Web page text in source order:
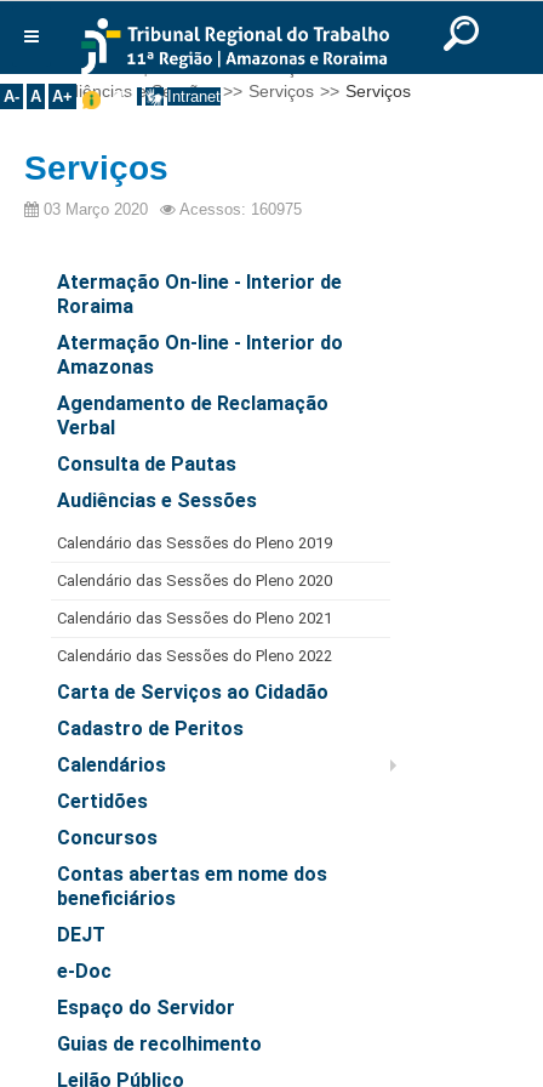
Ir para o rodapé
English
Português Español
A- A A+ Intranet
Institucional
Presidência
Corregedoria
Desembargadores
Turmas
Varas do Trabalho
Juízes Roraima
Juízes Interior
Juízes Substitutos
Diretores
Comitês
Comitê Gestor Regional do PJe
Comitê Gestor Regional do e-Gestão e de Tabelas
Dados
Comissão de Ética
Comitê de Priorização do Primeiro Grau
Comissão de Uniformização de Jurisprudência
Comitê de Gestão de Pessoas
Comissão de Vitaliciamento
Comitê de Atenção Integral à Saúde de Magistrados e
Você está aqui:Início >> Serviços >>
Audiências e Sessões >> Serviços >> Serviços
Serviços
03 Março 2020 Acessos: 160975
Atermação On-line - Interior de
Roraima
Atermação On-line - Interior do
Amazonas
Agendamento de Reclamação
Verbal
Consulta de Pautas
Audiências e Sessões
Calendário das Sessões do Pleno 2019
Calendário das Sessões do Pleno 2020
Calendário das Sessões do Pleno 2021
Calendário das Sessões do Pleno 2022
Carta de Serviços ao Cidadão
Cadastro de Peritos
Calendários
Certidões
Concursos
Contas abertas em nome dos
beneficiários
DEJT
e-Doc
Espaço do Servidor
Guias de recolhimento
Leilão Público